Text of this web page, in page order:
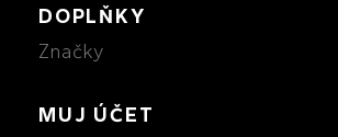
DOPLŇKY
Značky
MUJ ÚČET